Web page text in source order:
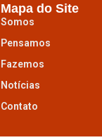
Mapa do Site
Somos
Pensamos
Fazemos
Notícias
Contato